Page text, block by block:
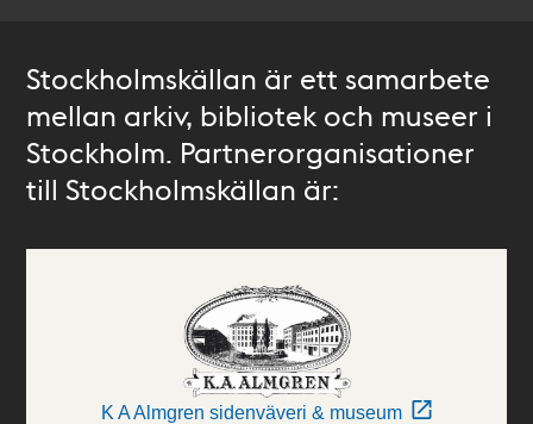
Stockholmskällan är ett samarbete
mellan arkiv, bibliotek och museer i
Stockholm. Partnerorganisationer
till Stockholmskällan är:
K A Almgren sidenväveri & museum